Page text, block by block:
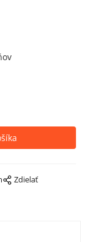
Zdielať